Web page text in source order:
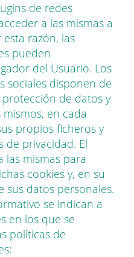
de redes
a las mismas a
razón, las
pueden
del Usuario. Los
sociales disponen de
de datos y
en cada
propios ficheros y
de privacidad. El
las mismas para
cookies y, en su
sus datos personales.
se indican a
en los que se
políticas de